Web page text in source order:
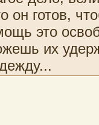
он готов,
это
их